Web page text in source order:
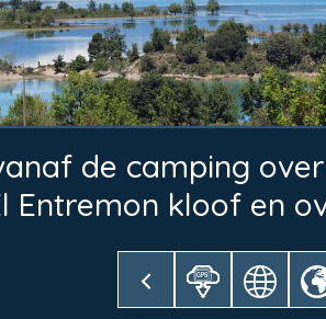
de camping
Entremon kloof en